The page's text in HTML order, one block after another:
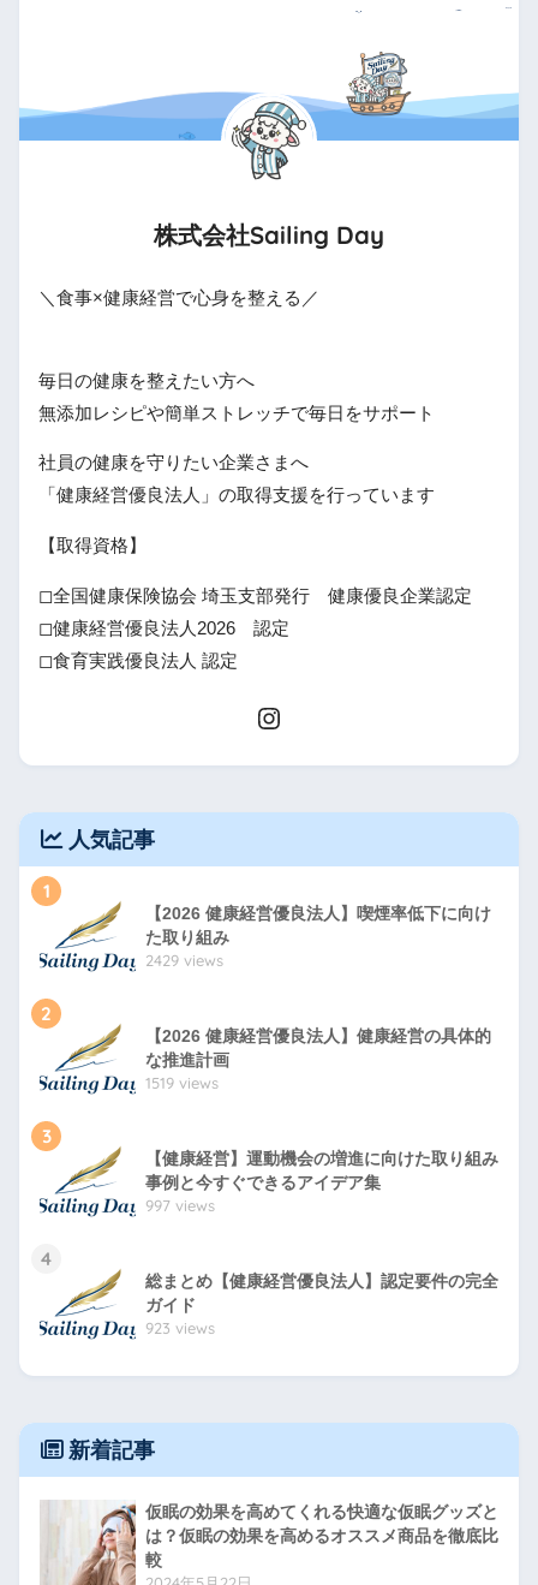
株式会社Sailing Day
＼食事×健康経営で心身を整える／
毎日の健康を整えたい方へ
無添加レシピや簡単ストレッチで毎日をサポート
社員の健康を守りたい企業さまへ
「健康経営優良法人」の取得支援を行っています
【取得資格】
◻全国健康保険協会 埼玉支部発行 健康優良企業認定
◻健康経営優良法人2026 認定
◻食育実践優良法人 認定
人気記事
1
【2026 健康経営優良法人】喫煙率低下に向け
た取り組み
2429 views
2
【2026 健康経営優良法人】健康経営の具体的
な推進計画
1519 views
3
【健康経営】運動機会の増進に向けた取り組み
事例と今すぐできるアイデア集
997 views
4
総まとめ【健康経営優良法人】認定要件の完全
ガイド
923 views
新着記事
仮眠の効果を高めてくれる快適な仮眠グッズと
は？仮眠の効果を高めるオススメ商品を徹底比
較